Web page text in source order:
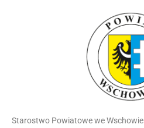
Starostwo Powiatowe we Wschowie